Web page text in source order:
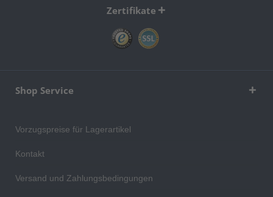
Zertifikate
Shop Service
Vorzugspreise für Lagerartikel
Kontakt
Versand und Zahlungsbedingungen